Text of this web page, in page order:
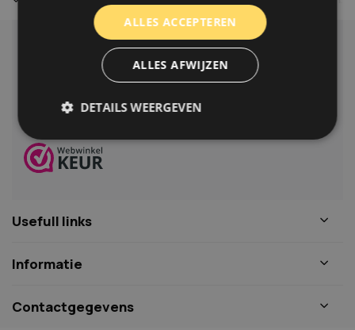
Klantenservice
Veelgestelde vragen
06-39119169
Usefull links
Informatie
Contactgegevens
ALLES ACCEPTEREN
ALLES AFWIJZEN
DETAILS WEERGEVEN
Strikt noodzakelijk
Strikt noodzakelijke cookies maken de
website kan niet goed worden gebruikt zonder de